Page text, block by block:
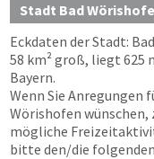
Stadt Bad
Eckdaten der Stadt:
58 km² groß, liegt 625
Bayern.
Wenn Sie Anregungen
Wörishofen
mögliche
bitte den/die